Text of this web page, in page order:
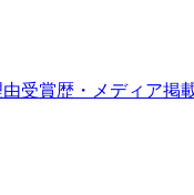
受賞歴・メディア掲